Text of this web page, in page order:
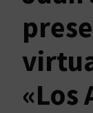
«Los